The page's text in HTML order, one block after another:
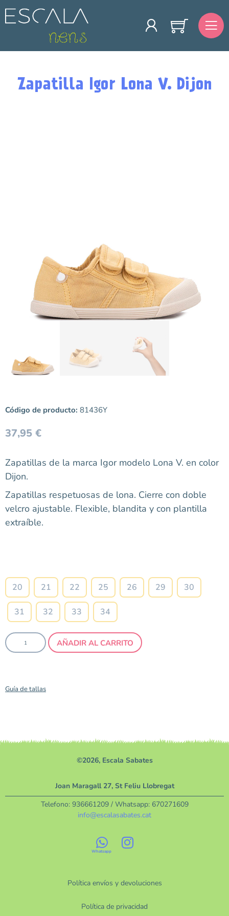
Zapatilla Igor Lona V. Dijon
Código de producto: 81436Y
37,95 €
Zapatillas de la marca Igor modelo Lona V. en color
Dijon.
Zapatillas respetuosas de lona. Cierre con doble
velcro ajustable. Flexible, blandita y con plantilla
extraíble.
20 21 22 25 26 29 30
31 32 33 34
AÑADIR AL CARRITO
Guía de tallas
©2026, Escala Sabates
Política envíos y devoluciones
Política de privacidad
Joan Maragall 27, St Feliu Llobregat
Telefono: 936661209/ Whatsapp: 670271609
info@escalasabates.cat